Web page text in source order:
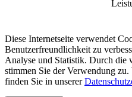
Diese Internetseite verwendet
Benutzerfreundlichkeit zu
Analyse und Statistik. Durch die
stimmen Sie der Verwendung
finden Sie in unserer